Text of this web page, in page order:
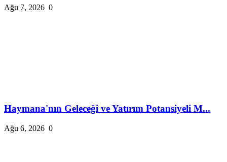
Ağu 7, 2026 0
Haymana'nın Geleceği ve Yatırım Potansiyeli M...
Ağu 6, 2026 0